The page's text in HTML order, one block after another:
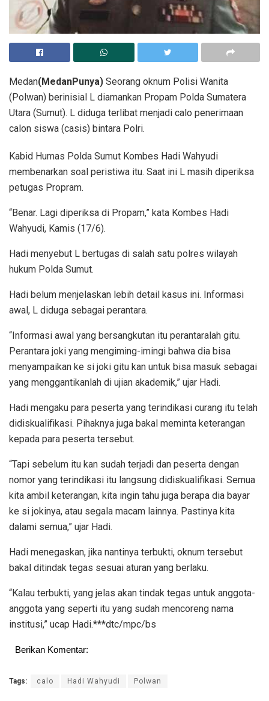
Medan(MedanPunya) Seorang oknum Polisi Wanita
(Polwan) berinisial L diamankan Propam Polda Sumatera
Utara (Sumut). L diduga terlibat menjadi calo penerimaan
calon siswa (casis) bintara Polri.
Kabid Humas Polda Sumut Kombes Hadi Wahyudi
membenarkan soal peristiwa itu. Saat ini L masih diperiksa
petugas Propram.
“Benar. Lagi diperiksa di Propam,” kata Kombes Hadi
Wahyudi, Kamis (17/6).
Hadi menyebut L bertugas di salah satu polres wilayah
hukum Polda Sumut.
Hadi belum menjelaskan lebih detail kasus ini. Informasi
awal, L diduga sebagai perantara.
“Informasi awal yang bersangkutan itu perantaralah gitu.
Perantara joki yang mengiming-imingi bahwa dia bisa
menyampaikan ke si joki gitu kan untuk bisa masuk sebagai
yang menggantikanlah di ujian akademik,” ujar Hadi.
Hadi mengaku para peserta yang terindikasi curang itu telah
didiskualifikasi. Pihaknya juga bakal meminta keterangan
kepada para peserta tersebut.
“Tapi sebelum itu kan sudah terjadi dan peserta dengan
nomor yang terindikasi itu langsung didiskualifikasi. Semua
kita ambil keterangan, kita ingin tahu juga berapa dia bayar
ke si jokinya, atau segala macam lainnya. Pastinya kita
dalami semua,” ujar Hadi.
Hadi menegaskan, jika nantinya terbukti, oknum tersebut
bakal ditindak tegas sesuai aturan yang berlaku.
“Kalau terbukti, yang jelas akan tindak tegas untuk anggota-
anggota yang seperti itu yang sudah mencoreng nama
institusi,” ucap Hadi.***dtc/mpc/bs
Berikan Komentar:
Tags: calo Hadi Wahyudi Polwan